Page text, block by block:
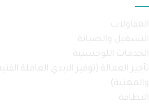
المقاولات
التشغيل والصيانة
الخدمات اللوجستية
تأجير العمالة (توفير الايدي العاملة
والمهنية)
النظافة